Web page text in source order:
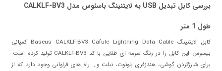
بررسی کابل تبدیل USB به لایتنینگ باسئوس مدل CALKLF-BV3
طول 1 متر
کابل لایتنینگ Baseus CALKLF-BV3 Cafule Lightning Data Cable کمپانی
بیسوس این کابل را در رنگ سرمه ای طلایی با کد CALKLF-BV3 تولید کرده است.
برای شارژکردن گوشی، هندزفری بلوتوث، تبلت و... راه های فراوانی وجود دارد که از